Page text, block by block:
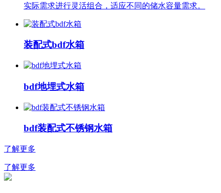
实际需求进行灵活组合，适应不同的储水容量需求。
装配式bdf水箱
bdf地埋式水箱
bdf装配式不锈钢水箱
了解更多
了解更多